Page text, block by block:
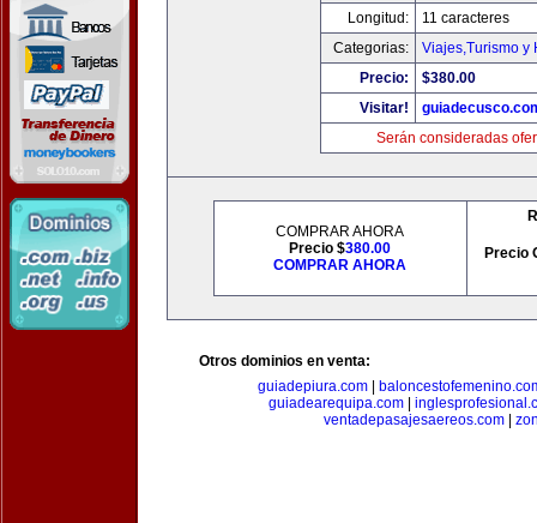
Longitud:
11 caracteres
Categorias:
Viajes,Turismo y
Precio:
$380.00
Visitar!
Serán consideradas
COMPRAR AHORA
Precio $380.00
COMPRAR AHORA
Precio
Otros dominios en venta:
guiadepiura.com|
guiadearequipa.com|
ventadepasajesaereos.com|